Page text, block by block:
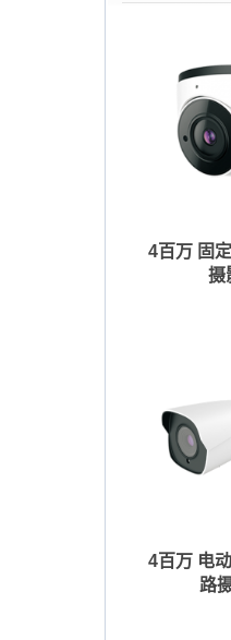
4百万 固
摄
4百万 电
路